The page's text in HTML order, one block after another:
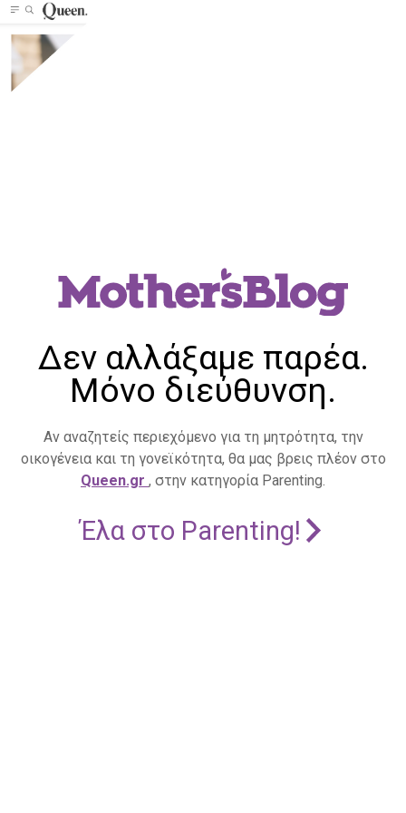
Δεν αλλάξαμε παρέα.
Μόνο διεύθυνση.
Αν αναζητείς περιεχόμενο για τη μητρότητα, την
οικογένεια και τη γονεϊκότητα, θα μας βρεις πλέον στο
Queen.gr , στην κατηγορία Parenting.
Έλα στο Parenting!